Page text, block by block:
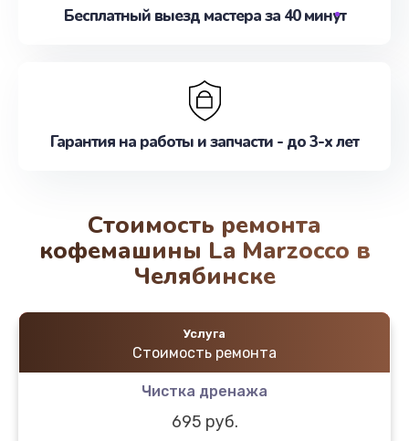
Бесплатный выезд мастера за 40 минут
Гарантия на работы и запчасти - до 3-х лет
Стоимость ремонта
кофемашины La Marzocco в
Челябинске
Услуга
Стоимость ремонта
Чистка дренажа
695 руб.